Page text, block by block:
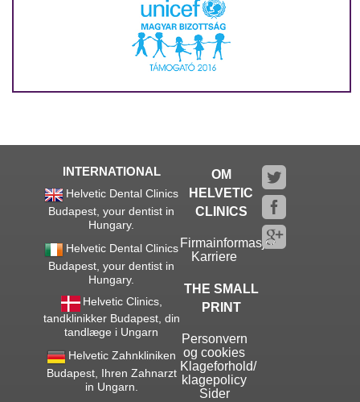
INTERNATIONAL
Helvetic Dental Clinics
Budapest, your dentist in
Hungary.
Helvetic Dental Clinics
Budapest, your dentist in
Hungary.
Helvetic Clinics,
tandklinikker Budapest, din
tandlæge i Ungarn
Helvetic Zahnkliniken
Budapest, Ihren Zahnarzt
in Ungarn.
OM
HELVETIC
CLINICS
Firmainformasjon
Karriere
THE SMALL
PRINT
Personvern
og cookies
Klageforhold/
klagepolicy
Sider